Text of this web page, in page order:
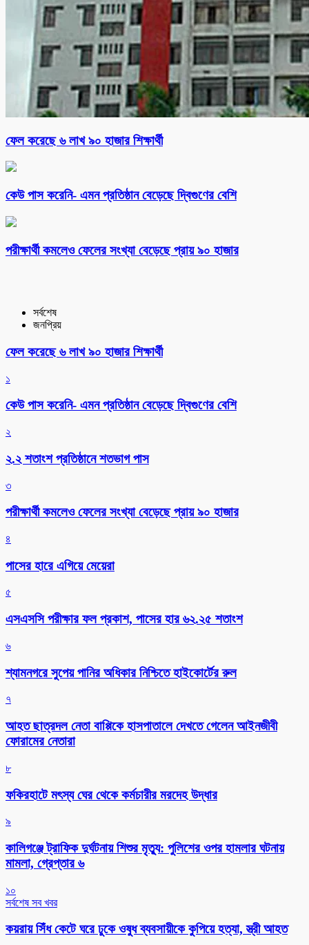
ফেল করেছে ৬ লাখ ৯০ হাজার শিক্ষার্থী
কেউ পাস করেনি- এমন প্রতিষ্ঠান বেড়েছে দ্বিগুণের বেশি
পরীক্ষার্থী কমলেও ফেলের সংখ্যা বেড়েছে প্রায় ৯০ হাজার
সর্বশেষ
জনপ্রিয়
ফেল করেছে ৬ লাখ ৯০ হাজার শিক্ষার্থী
১
কেউ পাস করেনি- এমন প্রতিষ্ঠান বেড়েছে দ্বিগুণের বেশি
২
২.২ শতাংশ প্রতিষ্ঠানে শতভাগ পাস
৩
পরীক্ষার্থী কমলেও ফেলের সংখ্যা বেড়েছে প্রায় ৯০ হাজার
৪
পাসের হারে এগিয়ে মেয়েরা
৫
এসএসসি পরীক্ষার ফল প্রকাশ, পাসের হার ৬২.২৫ শতাংশ
৬
শ্যামনগরে সুপেয় পানির অধিকার নিশ্চিতে হাইকোর্টের রুল
৭
আহত ছাত্রদল নেতা বাপ্পিকে হাসপাতালে দেখতে গেলেন আইনজীবী
ফোরামের নেতারা
৮
ফকিরহাটে মৎস্য ঘের থেকে কর্মচারীর মরদেহ উদ্ধার
৯
কালিগঞ্জে ট্রাফিক দুর্ঘটনায় শিশুর মৃত্যু: পুলিশের ওপর হামলার ঘটনায়
মামলা, গ্রেপ্তার ৬
১০
সর্বশেষ সব খবর
কয়রায় সিঁধ কেটে ঘরে ঢুকে ওষুধ ব্যবসায়ীকে কুপিয়ে হত্যা, স্ত্রী আহত